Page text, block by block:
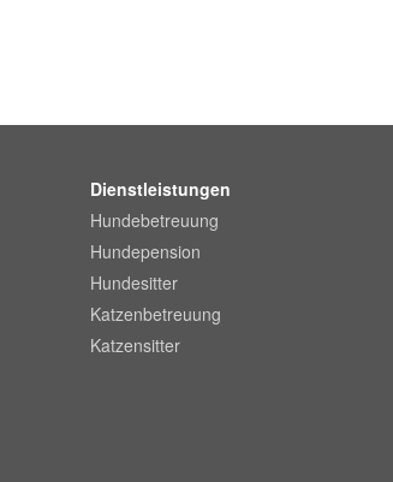
Dienstleistungen
Hundebetreuung
Hundepension
Hundesitter
Katzenbetreuung
Katzensitter